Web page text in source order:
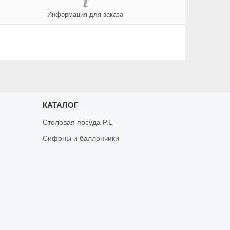
Информация для заказа
КАТАЛОГ
Столовая посуда P.L
Сифоны и баллончики